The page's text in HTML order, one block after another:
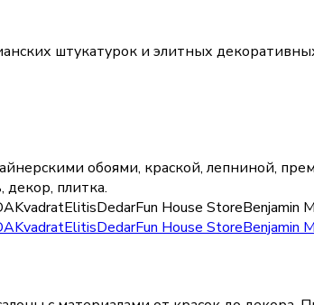
штукатурок и элитных
обоями, краской, лепниной,
декор, плитка.
KvadratElitisDedarFun House StoreBenjamin
KvadratElitisDedarFun House StoreBenjamin